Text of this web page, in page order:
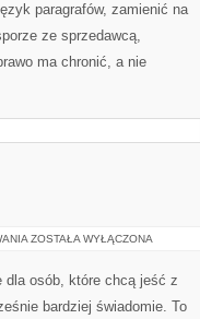
paragrafów, zamienić na
ze sprzedawcą,
ma chronić, a nie
PRZYSTAWKI
ZOSTAŁA WYŁĄCZONA
dla osób, które chcą jeść z
bardziej świadomie. To